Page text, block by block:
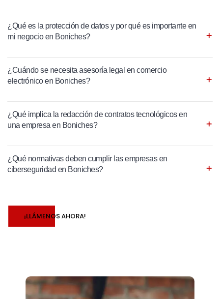
¿Qué es la protección de datos y por qué es importante en
mi negocio en Boniches?
¿Cuándo se necesita asesoría legal en comercio
electrónico en Boniches?
¿Qué implica la redacción de contratos tecnológicos en
una empresa en Boniches?
¿Qué normativas deben cumplir las empresas en
ciberseguridad en Boniches?
¡LLÁMENOS AHORA!